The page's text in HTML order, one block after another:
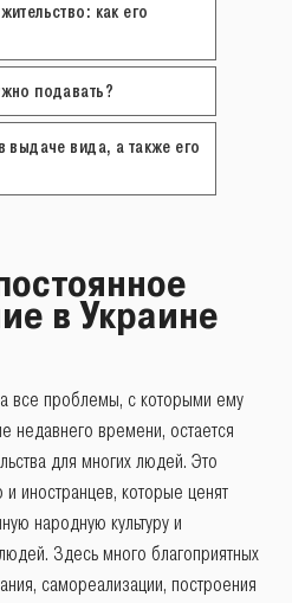
как его
подавать?
выдаче вида, а также его
в Украине
все проблемы, с которыми ему
недавнего времени, остается
для многих людей. Это
и иностранцев, которые ценят
народную культуру и
Здесь много благоприятных
самореализации, построения